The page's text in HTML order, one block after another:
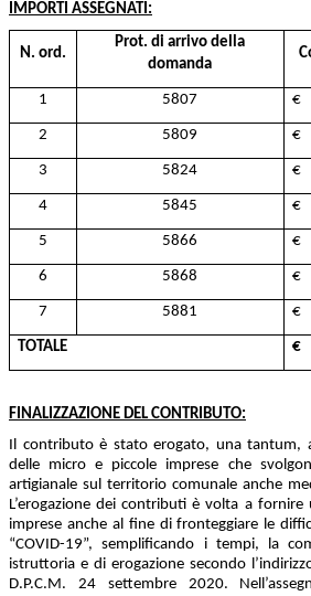
IMPORTI ASSEGNATI:
N. ord.
Prot. di arrivo della
domanda
1 5807
2 5809
3 5824
4 5845
5 5866
6 5868 €
7 5881
TOTALE €
FINALIZZAZIONE DEL CONTRIBUTO:
Il contributo è stato erogato, una tantum,
delle micro e piccole imprese che
artigianale sul territorio comunale anche
L’erogazione dei contributi è volta a
imprese anche al fine di fronteggiare le
“COVID-19”, semplificando i tempi, la
istruttoria e di erogazione secondo
D.P.C.M. 24 settembre 2020.